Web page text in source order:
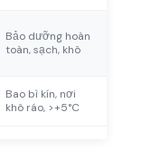
Bảo dưỡng hoàn
toàn, sạch, khô
Bao bì kín, nơi
khô ráo, >+5°C